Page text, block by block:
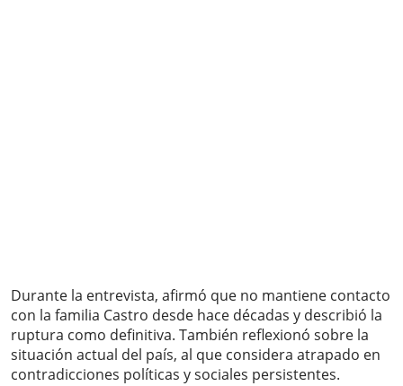
Durante la entrevista, afirmó que no mantiene contacto
con la familia Castro desde hace décadas y describió la
ruptura como definitiva. También reflexionó sobre la
situación actual del país, al que considera atrapado en
contradicciones políticas y sociales persistentes.